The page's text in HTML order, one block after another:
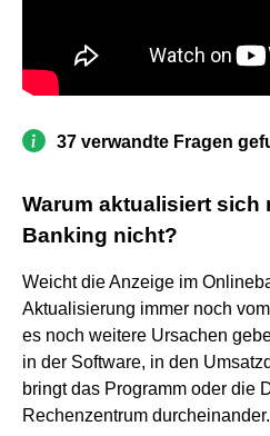
37 verwandte Fragen
Warum aktualisiert sich
Banking nicht?
Weicht die Anzeige im
Aktualisierung immer noch
es noch weitere Ursachen
in der Software, in den
bringt das Programm oder die
Rechenzentrum durcheinander.